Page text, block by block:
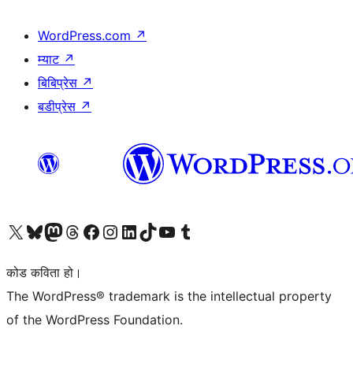
WordPress.com ↗
म्याट ↗
बिबिप्रेस ↗
बडीप्रेस ↗
हाम्रो X (पहिले ट्विटर) खातामा जानुहोस्
हाम्रो Bluesky खाता भ्रमण गर्नुहोस्
हाम्रो म्यास्टोडन खाता भ्रमण गर्नुहोस्
हाम्रो थ्रेड्स खातामा जानुहोस्
हाम्रो फेसबुक पेजमा जानुहोस्
हाम्रो इन्स्टाग्राम खातामा जानुहोस्
हाम्रो लिङ्क्डइन खातामा जानुहोस्
हाम्रो TikTok खाता भ्रमण गर्नुहोस्
हाम्रो युट्युब च्यानलमा जानुहोस्
हाम्रो टम्बलर खाता भ्रमण गर्नुहोस्
कोड कविता हो।
The WordPress® trademark is the intellectual property
of the WordPress Foundation.